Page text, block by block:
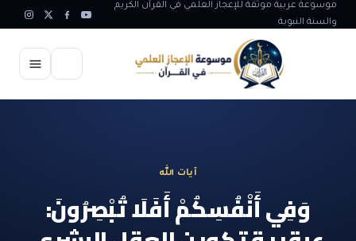
موسوعة عربية موثقة للإعجاز العلمي في القرآن الكريم
والسنة النبوية
الاعجاز العلمي في علوم الأرض
الاعجاز الغيبي في القرآن
آيات الله في جسم الانسان
المقالات
آيات الله
وَفِي أَنْفُسِكُمْ أَفَلَا تُبْصِرُونَ: